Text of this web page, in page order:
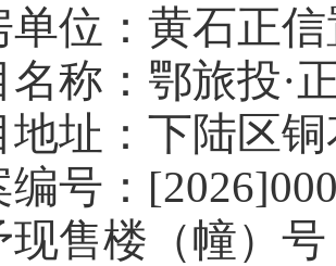
单位：黄石正
名称：鄂旅投·
地址：下陆区
编号：
现售楼（幢）